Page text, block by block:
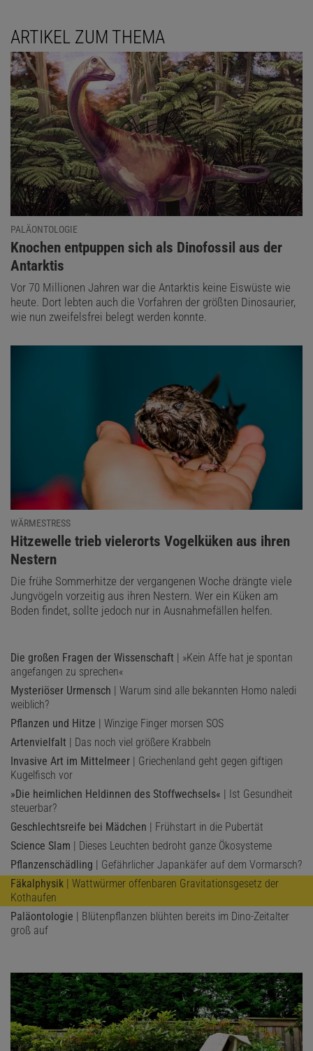
ARTIKEL ZUM THEMA
PALÄONTOLOGIE
:
Knochen entpuppen sich als Dinofossil aus der
Antarktis
Vor 70 Millionen Jahren war die Antarktis keine Eiswüste wie
heute. Dort lebten auch die Vorfahren der größten Dinosaurier,
wie nun zweifelsfrei belegt werden konnte.
WÄRMESTRESS
:
Hitzewelle trieb vielerorts Vogelküken aus ihren
Nestern
Die frühe Sommerhitze der vergangenen Woche drängte viele
Jungvögeln vorzeitig aus ihren Nestern. Wer ein Küken am
Boden findet, sollte jedoch nur in Ausnahmefällen helfen.
Die großen Fragen der Wissenschaft | »Kein Affe hat je spontan
angefangen zu sprechen«
Mysteriöser Urmensch | Warum sind alle bekannten Homo naledi
weiblich?
Pflanzen und Hitze | Winzige Finger morsen SOS
Artenvielfalt | Das noch viel größere Krabbeln
Invasive Art im Mittelmeer | Griechenland geht gegen giftigen
Kugelfisch vor
»Die heimlichen Heldinnen des Stoffwechsels« | Ist Gesundheit
steuerbar?
Geschlechtsreife bei Mädchen | Frühstart in die Pubertät
Science Slam | Dieses Leuchten bedroht ganze Ökosysteme
Pflanzenschädling | Gefährlicher Japankäfer auf dem Vormarsch?
Fäkalphysik | Wattwürmer offenbaren Gravitationsgesetz der
Kothaufen
Paläontologie | Blütenpflanzen blühten bereits im Dino-Zeitalter
groß auf